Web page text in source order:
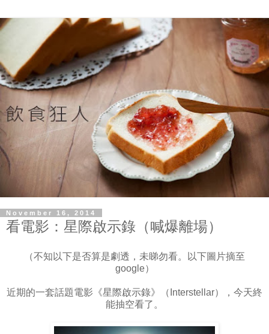
November 16, 2014
看電影：星際啟示錄（喊爆離場）
（不知以下是否算是劇透，未睇勿看。以下圖片摘至
google）
近期的一套話題電影《星際啟示錄》（Interstellar），今天終
能抽空看了。